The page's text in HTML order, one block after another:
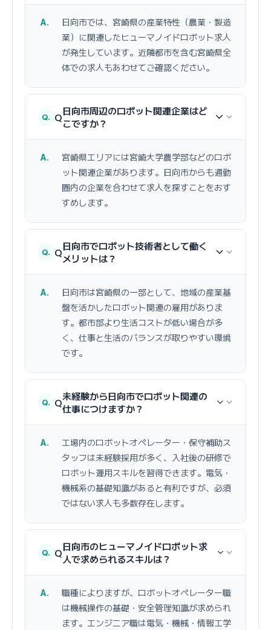
日向市では、宮崎県の産業特性（農業・製造
業）に関連したヒューマノイドロボット求人
が発生しています。近隣都市を含む宮崎県全
体での求人もあわせてご確認ください。
Q日向市周辺のロボット関連企業はど
こですか？
宮崎県エリアには宮崎大学農学部などのロボ
ット関連企業があります。日向市からも通勤
圏内の企業を合わせて求人を探すことをおす
すめします。
Q日向市でロボット技術者として働く
メリットは？
日向市は宮崎県の一部として、地域の産業基
盤を活かしたロボット関連の雇用がありま
す。都市部より生活コストが低い場合が多
く、仕事と生活のバランスが取りやすい環境
です。
Q未経験から日向市でロボット関連の
仕事につけますか？
工場内のロボットオペレーター・保守補助ス
タッフは未経験採用が多く、入社後の研修で
ロボット運用スキルを習得できます。電気・
機械系の基礎知識があると有利ですが、必須
ではない求人も多数存在します。
Q日向市のヒューマノイドロボット求
人で求められるスキルは？
職種によりますが、ロボットオペレーター職
は機械操作の基礎・安全管理知識が求められ
ます。エンジニア職は電気・機械・情報工学